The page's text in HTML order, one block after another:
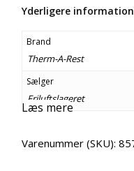
Yderligere information
Brand
Therm-A-Rest
Sælger
Friluftslageret
Læs mere
Varenummer (SKU):